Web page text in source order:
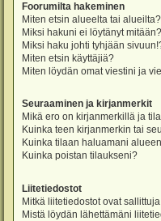
Foorumilta hakeminen
Miten etsin alueelta tai alueilta?
Miksi hakuni ei löytänyt mitään?
Miksi haku johti tyhjään
Miten etsin käyttäjiä?
Miten löydän omat viestini ja
Seuraaminen ja kirjanmerkit
Mikä ero on kirjanmerkillä ja
Kuinka teen kirjanmerkin tai
Kuinka tilaan haluamani
Kuinka poistan tilaukseni?
Liitetiedostot
Mitkä liitetiedostot ovat
Mistä löydän lähettämäni